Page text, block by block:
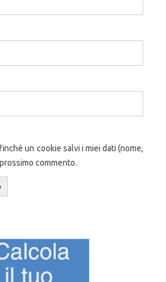
un cookie salvi i miei dati (nome,
commento.